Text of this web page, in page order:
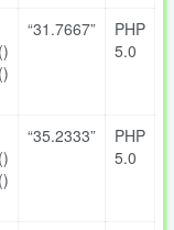
“31.7667”
PHP
5.0
“35.2333”
PHP
5.0